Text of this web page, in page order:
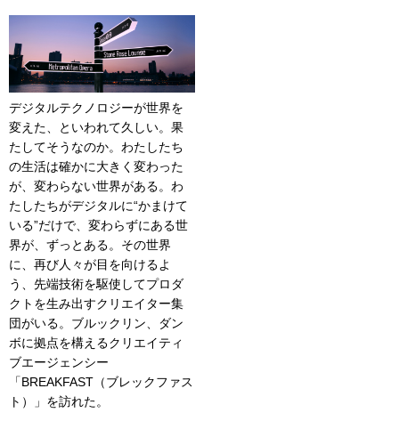
デジタルテクノロジーが世界を
変えた、といわれて久しい。果
たしてそうなのか。わたしたち
の生活は確かに大きく変わった
が、変わらない世界がある。わ
たしたちがデジタルに“かまけて
いる”だけで、変わらずにある世
界が、ずっとある。その世界
に、再び人々が目を向けるよ
う、先端技術を駆使してプロダ
クトを生み出すクリエイター集
団がいる。ブルックリン、ダン
ボに拠点を構えるクリエイティ
ブエージェンシー
「BREAKFAST（ブレックファス
ト）」を訪れた。